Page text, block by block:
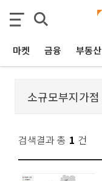
마켓 금융 부동산
검색결과 총 1 건